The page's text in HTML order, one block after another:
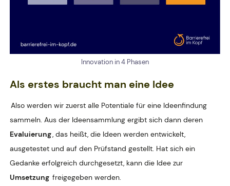
Innovation in 4 Phasen
Als erstes braucht man eine Idee
Also werden wir zuerst alle Potentiale für eine Ideenfindung
sammeln. Aus der Ideensammlung ergibt sich dann deren
Evaluierung , das heißt, die Ideen werden entwickelt,
ausgetestet und auf den Prüfstand gestellt. Hat sich ein
Gedanke erfolgreich durchgesetzt, kann die Idee zur
Umsetzung freigegeben werden.